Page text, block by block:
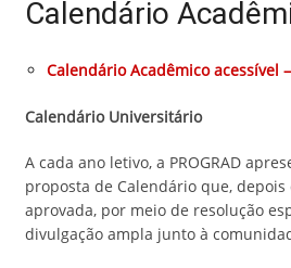
Calendário
Calendário Acadêmico acessível
Calendário Universitário
A cada ano letivo, a PROGRAD
proposta de Calendário que, depois
aprovada, por meio de resolução
divulgação ampla junto à